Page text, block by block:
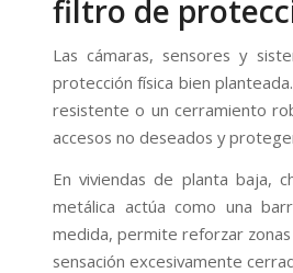
filtro de
Las cámaras, sensores y
protección física bien
resistente o un cerramiento
accesos no deseados y
En viviendas de planta baja,
metálica actúa como una
medida, permite reforzar
sensación excesivamente